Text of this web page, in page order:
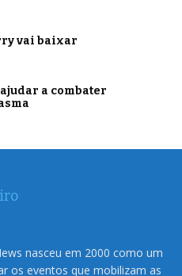
vai baixar
a combater
nasceu em 2000 como um
os eventos que mobilizam as